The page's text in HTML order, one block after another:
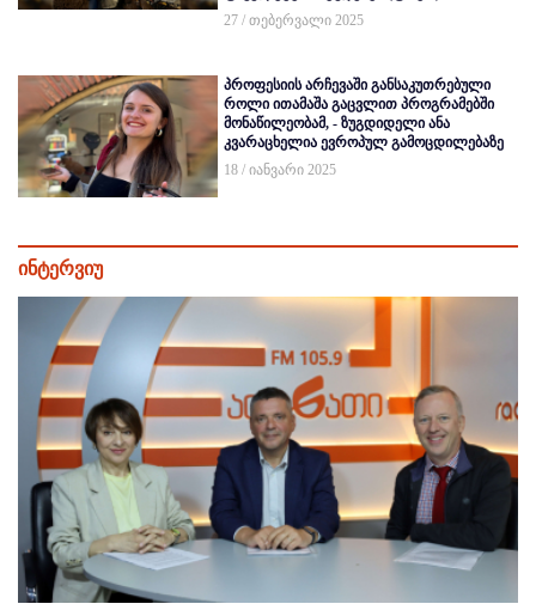
27 / თებერვალი 2025
პროფესიის არჩევაში განსაკუთრებული
როლი ითამაშა გაცვლით პროგრამებში
მონაწილეობამ, - ზუგდიდელი ანა
კვარაცხელია ევროპულ გამოცდილებაზე
18 / იანვარი 2025
ინტერვიუ